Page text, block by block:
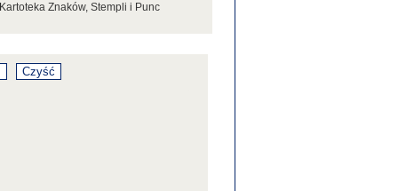
Kartoteka Znaków, Stempli i Punc